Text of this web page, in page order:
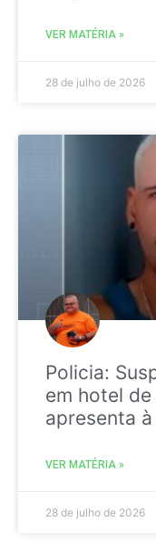
VER MATÉRIA »
28 de julho de 2026
Policia:
em hotel
apresenta
VER MATÉRIA »
28 de julho de 2026